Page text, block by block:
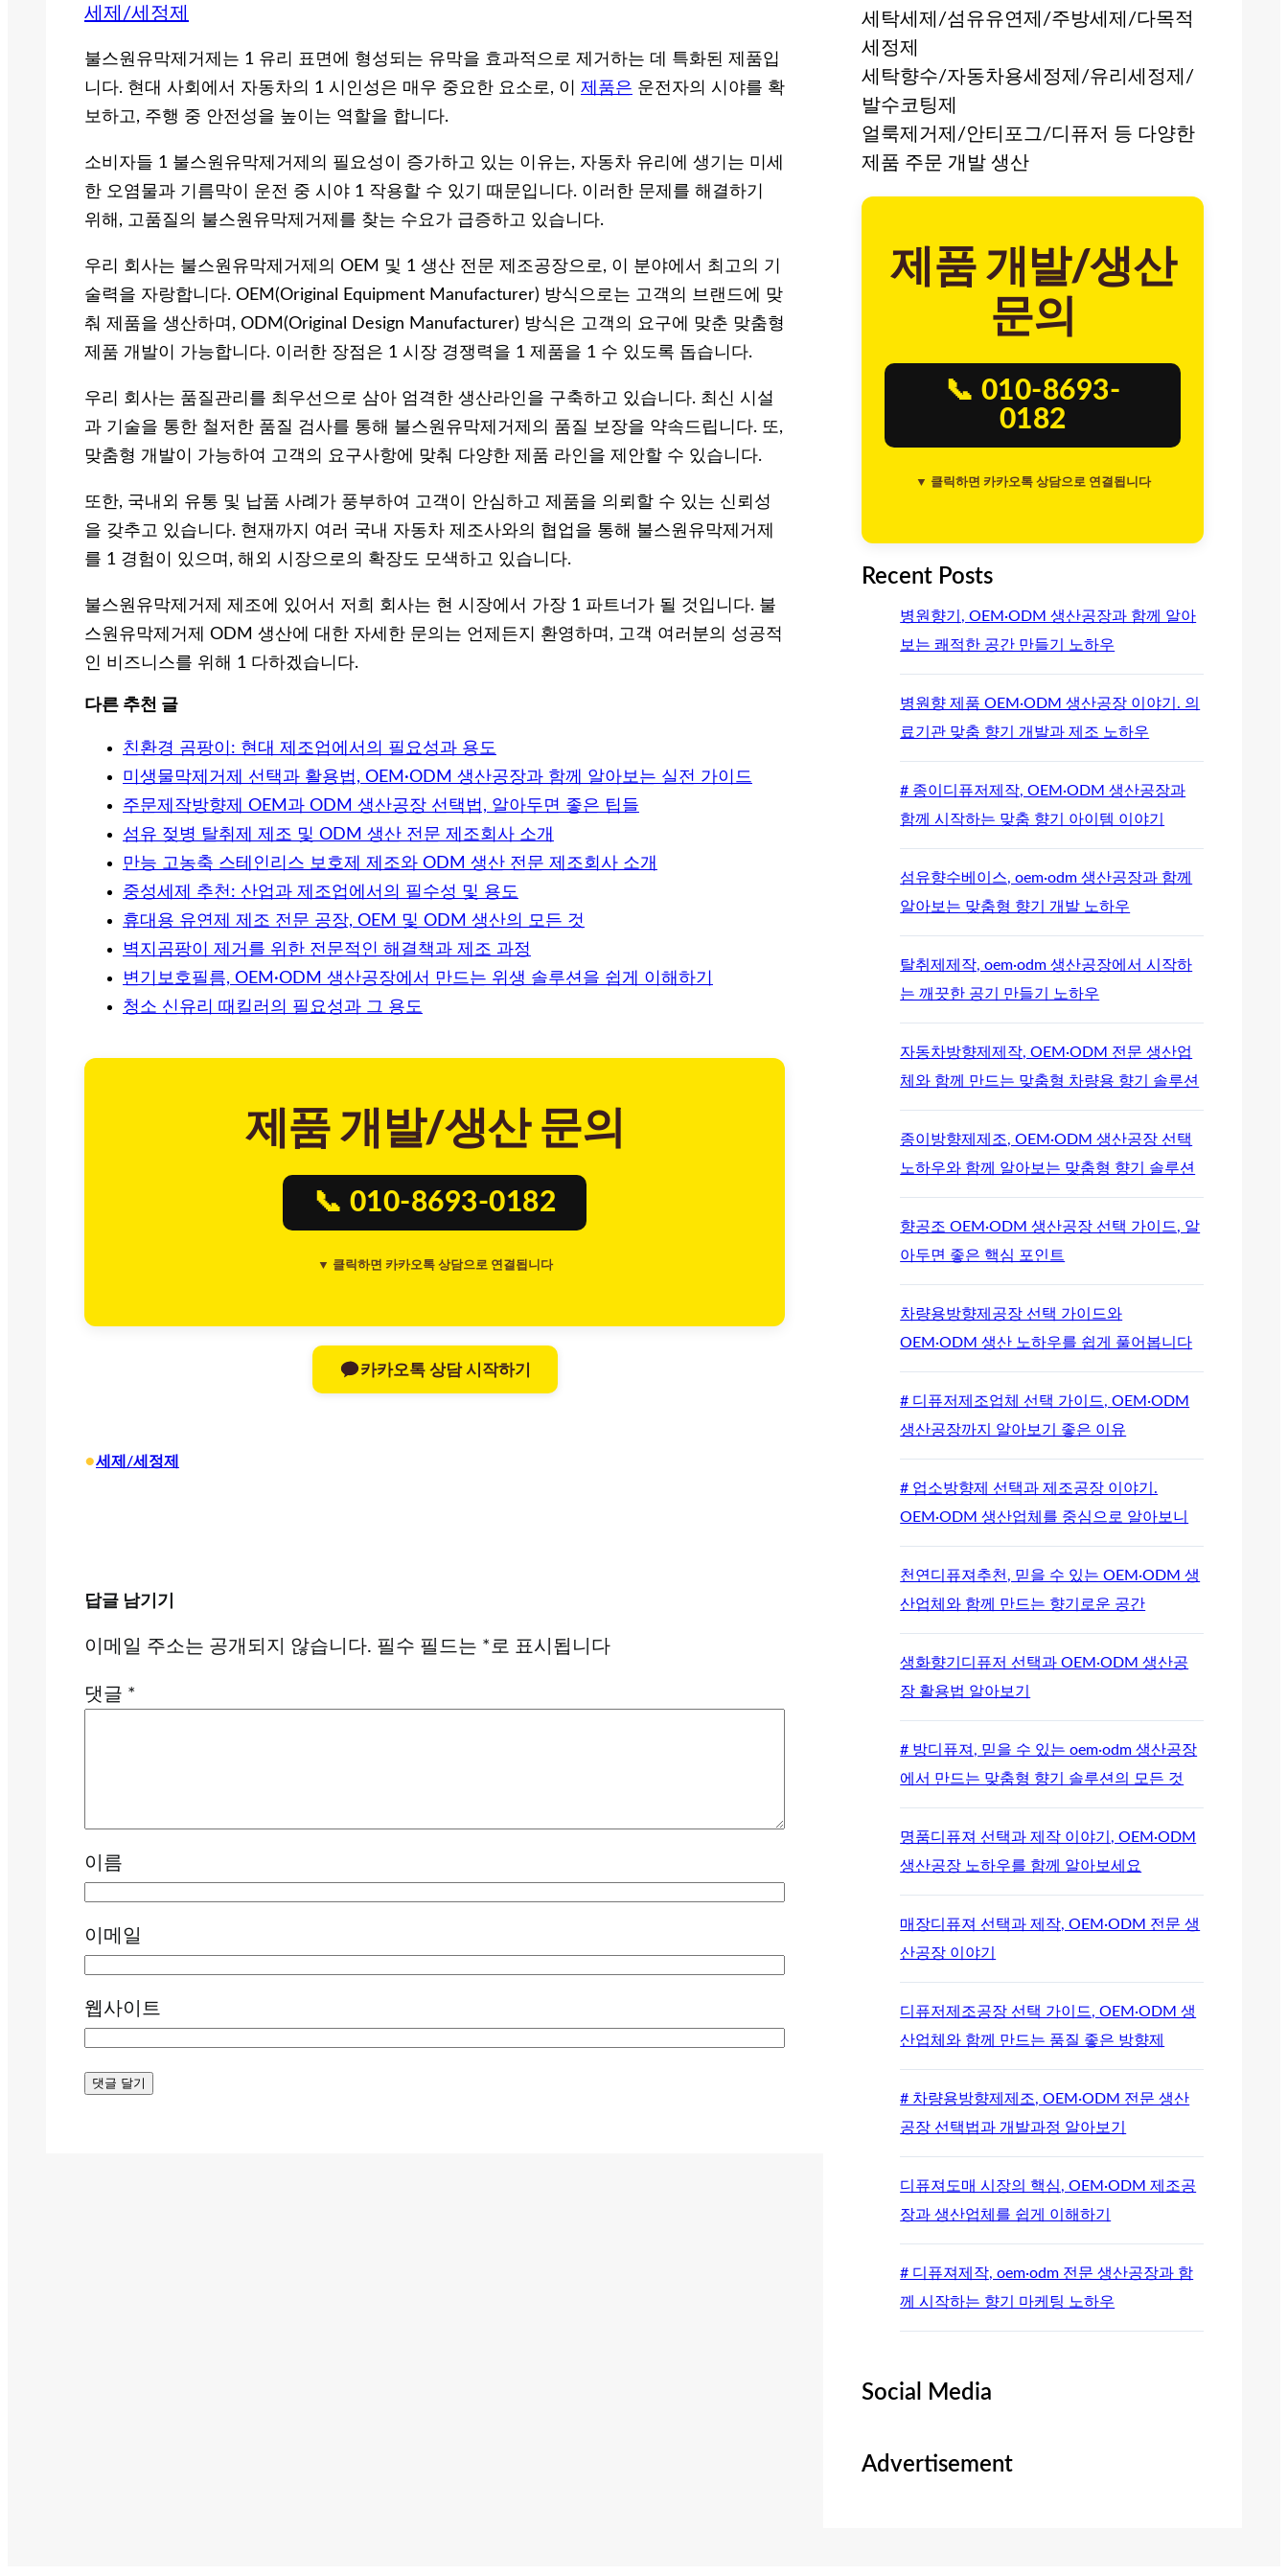
세제/세정제
불스원유막제거제는 1 유리 표면에 형성되는 유막을 효과적으로 제거하는 데 특화된 제품입
니다. 현대 사회에서 자동차의 1 시인성은 매우 중요한 요소로, 이 제품은 운전자의 시야를 확
보하고, 주행 중 안전성을 높이는 역할을 합니다.
소비자들 1 불스원유막제거제의 필요성이 증가하고 있는 이유는, 자동차 유리에 생기는 미세
한 오염물과 기름막이 운전 중 시야 1 작용할 수 있기 때문입니다. 이러한 문제를 해결하기
위해, 고품질의 불스원유막제거제를 찾는 수요가 급증하고 있습니다.
우리 회사는 불스원유막제거제의 OEM 및 1 생산 전문 제조공장으로, 이 분야에서 최고의 기
술력을 자랑합니다. OEM(Original Equipment Manufacturer) 방식으로는 고객의 브랜드에 맞
춰 제품을 생산하며, ODM(Original Design Manufacturer) 방식은 고객의 요구에 맞춘 맞춤형
제품 개발이 가능합니다. 이러한 장점은 1 시장 경쟁력을 1 제품을 1 수 있도록 돕습니다.
우리 회사는 품질관리를 최우선으로 삼아 엄격한 생산라인을 구축하고 있습니다. 최신 시설
과 기술을 통한 철저한 품질 검사를 통해 불스원유막제거제의 품질 보장을 약속드립니다. 또,
맞춤형 개발이 가능하여 고객의 요구사항에 맞춰 다양한 제품 라인을 제안할 수 있습니다.
또한, 국내외 유통 및 납품 사례가 풍부하여 고객이 안심하고 제품을 의뢰할 수 있는 신뢰성
을 갖추고 있습니다. 현재까지 여러 국내 자동차 제조사와의 협업을 통해 불스원유막제거제
를 1 경험이 있으며, 해외 시장으로의 확장도 모색하고 있습니다.
불스원유막제거제 제조에 있어서 저희 회사는 현 시장에서 가장 1 파트너가 될 것입니다. 불
스원유막제거제 ODM 생산에 대한 자세한 문의는 언제든지 환영하며, 고객 여러분의 성공적
인 비즈니스를 위해 1 다하겠습니다.
다른 추천 글
친환경 곰팡이: 현대 제조업에서의 필요성과 용도
미생물막제거제 선택과 활용법, OEM·ODM 생산공장과 함께 알아보는 실전 가이드
주문제작방향제 OEM과 ODM 생산공장 선택법, 알아두면 좋은 팁들
섬유 젖병 탈취제 제조 및 ODM 생산 전문 제조회사 소개
만능 고농축 스테인리스 보호제 제조와 ODM 생산 전문 제조회사 소개
중성세제 추천: 산업과 제조업에서의 필수성 및 용도
휴대용 유연제 제조 전문 공장, OEM 및 ODM 생산의 모든 것
벽지곰팡이 제거를 위한 전문적인 해결책과 제조 과정
변기보호필름, OEM·ODM 생산공장에서 만드는 위생 솔루션을 쉽게 이해하기
청소 신유리 때킬러의 필요성과 그 용도
제품 개발/생산 문의
📞 010-8693-0182
▼ 클릭하면 카카오톡 상담으로 연결됩니다
카카오톡 상담 시작하기
•세제/세정제
답글 남기기
이메일 주소는 공개되지 않습니다. 필수 필드는 *로 표시됩니다
댓글 *
이름
이메일
웹사이트
세탁세제/섬유유연제/주방세제/다목적
세정제
세탁향수/자동차용세정제/유리세정제/
발수코팅제
얼룩제거제/안티포그/디퓨저 등 다양한
제품 주문 개발 생산
제품 개발/생산
문의
📞 010-8693-
0182
▼ 클릭하면 카카오톡 상담으로 연결됩니다
Recent Posts
병원향기, OEM·ODM 생산공장과 함께 알아
보는 쾌적한 공간 만들기 노하우
병원향 제품 OEM·ODM 생산공장 이야기. 의
료기관 맞춤 향기 개발과 제조 노하우
# 종이디퓨저제작, OEM·ODM 생산공장과
함께 시작하는 맞춤 향기 아이템 이야기
섬유향수베이스, oem·odm 생산공장과 함께
알아보는 맞춤형 향기 개발 노하우
탈취제제작, oem·odm 생산공장에서 시작하
는 깨끗한 공기 만들기 노하우
자동차방향제제작, OEM·ODM 전문 생산업
체와 함께 만드는 맞춤형 차량용 향기 솔루션
종이방향제제조, OEM·ODM 생산공장 선택
노하우와 함께 알아보는 맞춤형 향기 솔루션
향공조 OEM·ODM 생산공장 선택 가이드, 알
아두면 좋은 핵심 포인트
차량용방향제공장 선택 가이드와
OEM·ODM 생산 노하우를 쉽게 풀어봅니다
# 디퓨저제조업체 선택 가이드, OEM·ODM
생산공장까지 알아보기 좋은 이유
# 업소방향제 선택과 제조공장 이야기.
OEM·ODM 생산업체를 중심으로 알아보니
천연디퓨져추천, 믿을 수 있는 OEM·ODM 생
산업체와 함께 만드는 향기로운 공간
생화향기디퓨저 선택과 OEM·ODM 생산공
장 활용법 알아보기
# 방디퓨져, 믿을 수 있는 oem·odm 생산공장
에서 만드는 맞춤형 향기 솔루션의 모든 것
명품디퓨져 선택과 제작 이야기, OEM·ODM
생산공장 노하우를 함께 알아보세요
매장디퓨져 선택과 제작, OEM·ODM 전문 생
산공장 이야기
디퓨저제조공장 선택 가이드, OEM·ODM 생
산업체와 함께 만드는 품질 좋은 방향제
# 차량용방향제제조, OEM·ODM 전문 생산
공장 선택법과 개발과정 알아보기
디퓨져도매 시장의 핵심, OEM·ODM 제조공
장과 생산업체를 쉽게 이해하기
# 디퓨져제작, oem·odm 전문 생산공장과 함
께 시작하는 향기 마케팅 노하우
Social Media
Advertisement